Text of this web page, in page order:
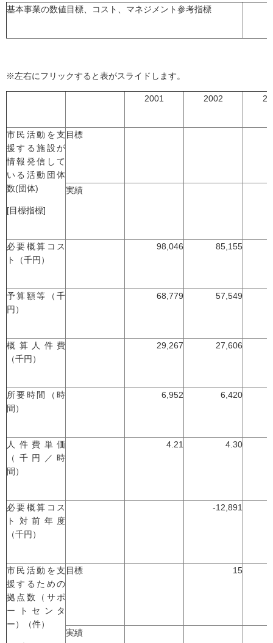
基本事業の数値目標、コスト、マネジメント参考指標
※左右にフリックすると表がスライドします。
2001 2002
市民活動を支
援する施設が
情報発信して
いる活動団体
数(団体)
[目標指標]
目標
実績
必要概算コス
ト（千円）
98,046 85,155
予算額等（千
円）
68,779 57,549
概算人件費
（千円）
29,267 27,606
所要時間（時
間）
6,952 6,420
人件費単価
（千円／時
間）
4.21 4.30
必要概算コス
ト対前年度
（千円）
-12,891
市民活動を支
援するための
拠点数（サポ
ートセンタ
ー）（件）
目標 15
実績